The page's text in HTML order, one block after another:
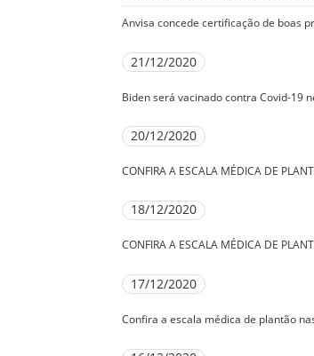
Anvisa concede certificação de boas
21/12/2020
Biden será vacinado contra Covid-19
20/12/2020
CONFIRA A ESCALA MÉDICA DE
18/12/2020
CONFIRA A ESCALA MÉDICA DE
17/12/2020
Confira a escala médica de plantão